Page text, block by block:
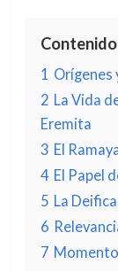
1
2 La Vida
Eremita
3 El
4 El Papel
5 La
6
7